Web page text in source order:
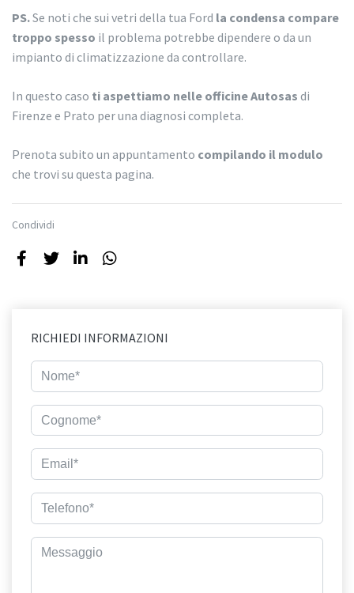
PS.Se noti che sui vetri della tua Ford la condensa compare
troppo spesso il problema potrebbe dipendere o da un
impianto di climatizzazione da controllare.
In questo caso ti aspettiamo nelle officine Autosas di
Firenze e Prato per una diagnosi completa.
Prenota subito un appuntamento compilando il modulo
che trovi su questa pagina.
Condividi
RICHIEDI INFORMAZIONI